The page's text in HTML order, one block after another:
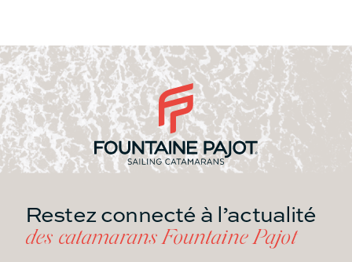
Restez connecté à l’actualité
des catamarans Fountaine Pajot
ESPACES DE
CONVIVIALITÉ
SURFACE HABITABLE
COCKPIT/CARRÉ
31.2m² 35.5m²
PROPRIÉTAIRE
14m² 15m²